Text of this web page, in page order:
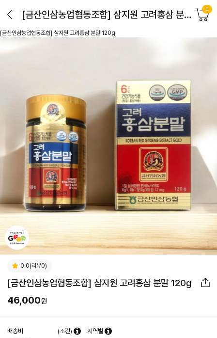
[금산인삼농업협동조합] 삼지원 고려홍삼 분말 120g 0
[금산인삼농업협동조합] 삼지원 고려홍삼 분말 120g
0.0(리뷰0)
[금산인삼농업협동조합] 삼지원 고려홍삼 분말 120g
46,000원
배송비 (조건)
지역별